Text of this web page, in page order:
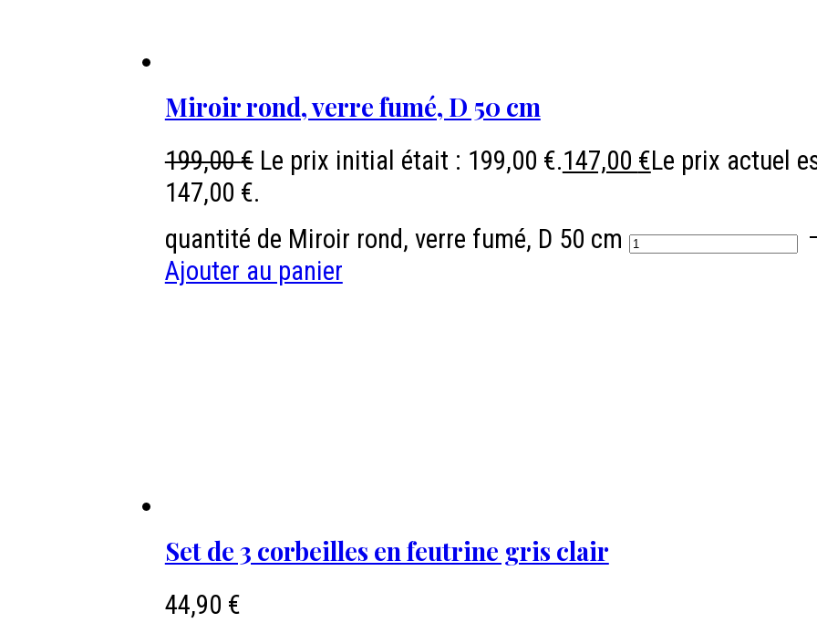
Miroir rond, verre fumé, D 50 cm
199,00€ Le prix initial était : 199,00 €.147,00 €Le prix actuel
147,00 €.
quantité de Miroir rond, verre fumé, D 50 cm
Ajouter au panier
Set de 3 corbeilles en feutrine gris clair
44,90 €